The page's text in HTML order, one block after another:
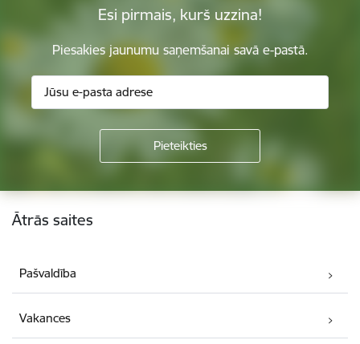
Esi pirmais, kurš uzzina!
Piesakies jaunumu saņemšanai savā e-pastā.
Kājene
Ātrās saites
Pašvaldība
Vakances